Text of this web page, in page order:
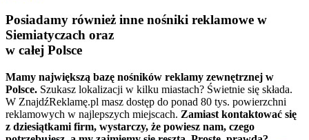
Posiadamy również inne nośniki reklamowe w
Siemiatyczach oraz
w całej Polsce
Mamy największą bazę nośników reklamy zewnętrznej w
Polsce. Szukasz lokalizacji w kilku miastach? Świetnie się składa.
W ZnajdźReklamę.pl masz dostęp do ponad 80 tys. powierzchni
reklamowych w najlepszych miejscach. Zamiast kontaktować się
z dziesiątkami firm, wystarczy, że powiesz nam, czego